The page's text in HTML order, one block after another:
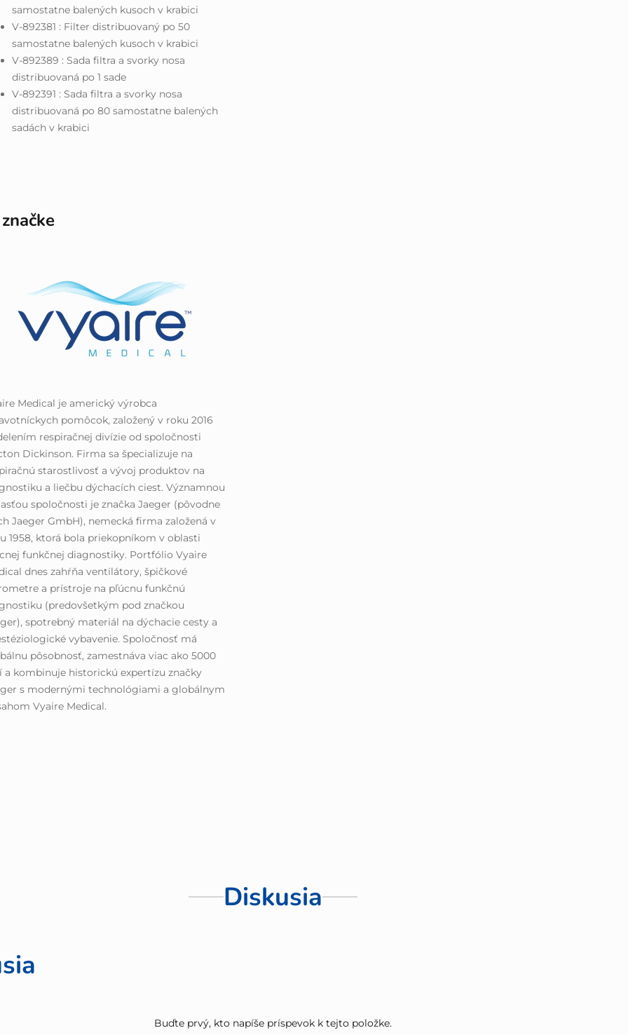
samostatne balených kusoch v krabici
V-892381 : Filter distribuovaný po 50
samostatne balených kusoch v krabici
V-892389 : Sada filtra a svorky nosa
distribuovaná po 1 sade
V-892391 : Sada filtra a svorky nosa
distribuovaná po 80 samostatne balených
sadách v krabici
Medical je americký výrobca
pomôcok, založený v roku 2016
respiračnej divízie od spoločnosti
Dickinson. Firma sa špecializuje na
starostlivosť a vývoj produktov na
a liečbu dýchacích ciest. Významnou
spoločnosti je značka Jaeger (pôvodne
Jaeger GmbH), nemecká firma založená v
1958, ktorá bola priekopníkom v oblasti
funkčnej diagnostiky. Portfólio Vyaire
dnes zahŕňa ventilátory, špičkové
a prístroje na pľúcnu funkčnú
(predovšetkým pod značkou
spotrebný materiál na dýchacie cesty a
vybavenie. Spoločnosť má
pôsobnosť, zamestnáva viac ako 5000
a kombinuje historickú expertízu značky
s modernými technológiami a globálnym
Vyaire Medical.
Diskusia
Buďte prvý, kto napíše príspevok k tejto položke.